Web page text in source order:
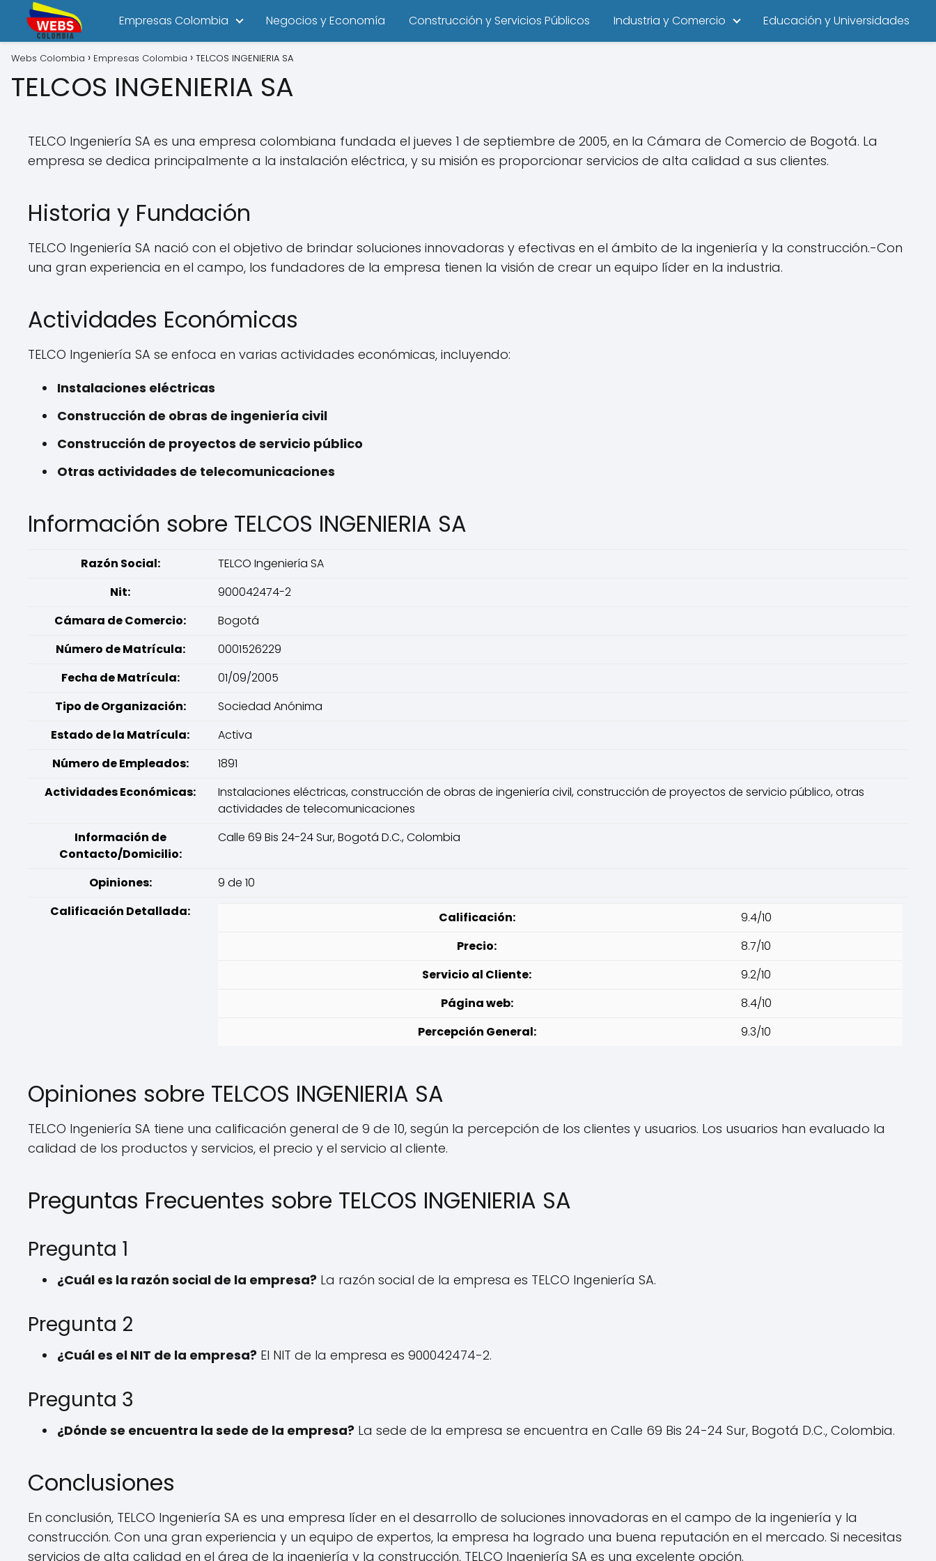
Empresas Colombia Negocios y Economía Construcción y Servicios Públicos Industria y Comercio Educación y Universidades
Webs Colombia Empresas Colombia TELCOS INGENIERIA SA
TELCOS INGENIERIA SA
TELCO Ingeniería SA es una empresa colombiana fundada el jueves 1 de septiembre de 2005, en la Cámara de Comercio de Bogotá. La
empresa se dedica principalmente a la instalación eléctrica, y su misión es proporcionar servicios de alta calidad a sus clientes.
Historia y Fundación
TELCO Ingeniería SA nació con el objetivo de brindar soluciones innovadoras y efectivas en el ámbito de la ingeniería y la construcción.-Con
una gran experiencia en el campo, los fundadores de la empresa tienen la visión de crear un equipo líder en la industria.
Actividades Económicas
TELCO Ingeniería SA se enfoca en varias actividades económicas, incluyendo:
Instalaciones eléctricas
Construcción de obras de ingeniería civil
Construcción de proyectos de servicio público
Otras actividades de telecomunicaciones
Información sobre TELCOS INGENIERIA SA
Razón Social:
TELCO Ingeniería SA
Nit:
900042474-2
Cámara de Comercio:
Bogotá
Número de Matrícula:
0001526229
Fecha de Matrícula:
01/09/2005
Tipo de Organización:
Sociedad Anónima
Estado de la Matrícula:
Activa
Número de Empleados:
1891
Actividades Económicas:
Instalaciones eléctricas, construcción de obras de ingeniería civil, construcción de proyectos de servicio público, otras
actividades de telecomunicaciones
Información de
Contacto/Domicilio:
Calle 69 Bis 24-24 Sur, Bogotá D.C., Colombia
Opiniones:
9 de 10
Calificación Detallada:
Calificación:
9.4/10
Precio:
8.7/10
Servicio al Cliente:
9.2/10
Página web:
8.4/10
Percepción General:
9.3/10
Opiniones sobre TELCOS INGENIERIA SA
TELCO Ingeniería SA tiene una calificación general de 9 de 10, según la percepción de los clientes y usuarios. Los usuarios han evaluado la
calidad de los productos y servicios, el precio y el servicio al cliente.
Preguntas Frecuentes sobre TELCOS INGENIERIA SA
Pregunta 1
¿Cuál es la razón social de la empresa? La razón social de la empresa es TELCO Ingeniería SA.
Pregunta 2
¿Cuál es el NIT de la empresa? El NIT de la empresa es 900042474-2.
Pregunta 3
¿Dónde se encuentra la sede de la empresa? La sede de la empresa se encuentra en Calle 69 Bis 24-24 Sur, Bogotá D.C., Colombia.
Conclusiones
En conclusión, TELCO Ingeniería SA es una empresa líder en el desarrollo de soluciones innovadoras en el campo de la ingeniería y la
construcción. Con una gran experiencia y un equipo de expertos, la empresa ha logrado una buena reputación en el mercado. Si necesitas
servicios de alta calidad en el área de la ingeniería y la construcción, TELCO Ingeniería SA es una excelente opción.